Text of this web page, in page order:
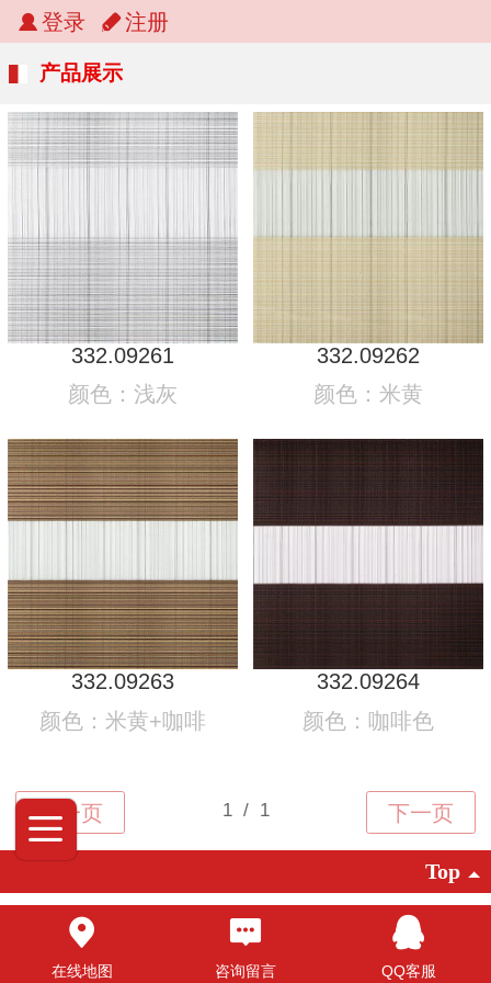
登录 注册
产品展示
332.09261
颜色：浅灰
332.09262
颜色：米黄
332.09263
颜色：米黄+咖啡
332.09264
颜色：咖啡色
Top
©2025 广东创明遮阳科技有限公司 版权
在线地图 咨询留言 QQ客服